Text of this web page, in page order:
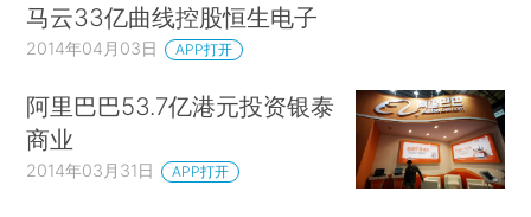
马云33亿曲线控股恒生电子
2014年04月03日 APP打开
阿里巴巴53.7亿港元投资银泰
商业
2014年03月31日 APP打开